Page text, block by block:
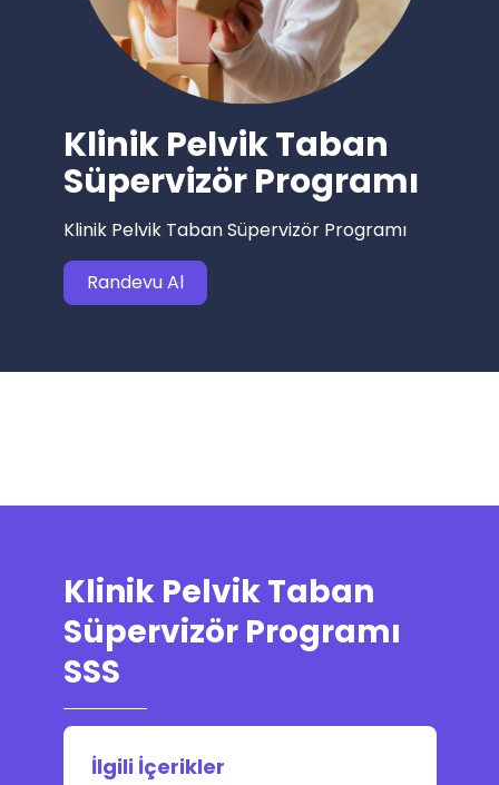
Klinik Pelvik Taban
Süpervizör Programı
Klinik Pelvik Taban Süpervizör Programı
Randevu Al
Klinik Pelvik Taban
Süpervizör Programı
SSS
İlgili İçerikler